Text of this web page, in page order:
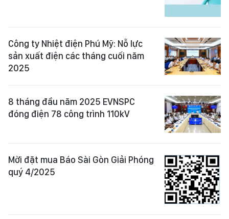
Công ty Nhiệt điện Phú Mỹ: Nỗ lực
sản xuất điện các tháng cuối năm
2025
8 tháng đầu năm 2025 EVNSPC
đóng điện 78 công trình 110kV
Mời đặt mua Báo Sài Gòn Giải Phóng
quý 4/2025